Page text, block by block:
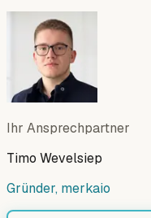
Ihr Ansprechpartner
Timo Wevelsiep
Gründer, merkaio